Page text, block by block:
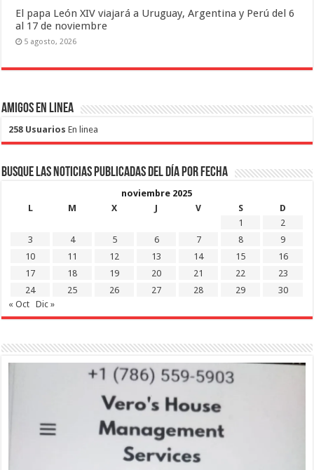
El papa León XIV viajará a Uruguay, Argentina y Perú del 6
al 17 de noviembre
5 agosto, 2026
Amigos en Linea
258 Usuarios En linea
Busque las noticias publicadas del día por fecha
noviembre 2025
L
M X J V S
D
1
2
3
4 5 6 7 8
9
10
11 12 13 14 15
16
17
18 19 20 21 22
23
24
25 26 27 28 29
30
« Oct
Dic »